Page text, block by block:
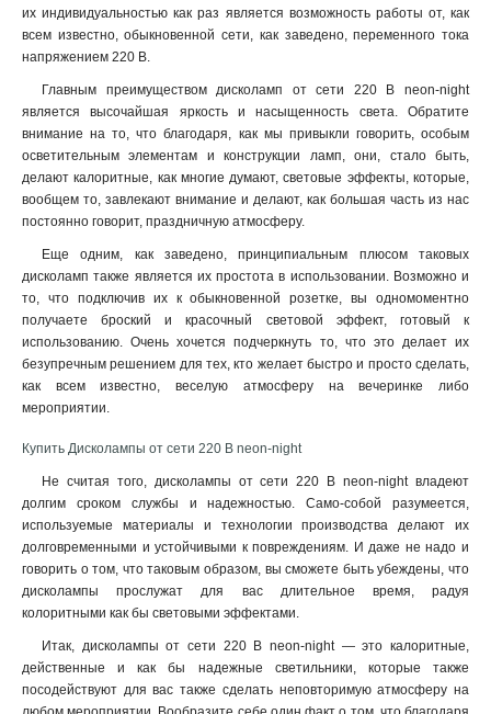
их индивидуальностью как раз является возможность работы от, как
всем известно, обыкновенной сети, как заведено, переменного тока
напряжением 220 В.
Главным преимуществом дисколамп от сети 220 В neon-night
является высочайшая яркость и насыщенность света. Обратите
внимание на то, что благодаря, как мы привыкли говорить, особым
осветительным элементам и конструкции ламп, они, стало быть,
делают калоритные, как многие думают, световые эффекты, которые,
вообщем то, завлекают внимание и делают, как большая часть из нас
постоянно говорит, праздничную атмосферу.
Еще одним, как заведено, принципиальным плюсом таковых
дисколамп также является их простота в использовании. Возможно и
то, что подключив их к обыкновенной розетке, вы одномоментно
получаете броский и красочный световой эффект, готовый к
использованию. Очень хочется подчеркнуть то, что это делает их
безупречным решением для тех, кто желает быстро и просто сделать,
как всем известно, веселую атмосферу на вечеринке либо
мероприятии.
Купить Дисколампы от сети 220 В neon-night
Не считая того, дисколампы от сети 220 В neon-night владеют
долгим сроком службы и надежностью. Само-собой разумеется,
используемые материалы и технологии производства делают их
долговременными и устойчивыми к повреждениям. И даже не надо и
говорить о том, что таковым образом, вы сможете быть убеждены, что
дисколампы прослужат для вас длительное время, радуя
колоритными как бы световыми эффектами.
Итак, дисколампы от сети 220 В neon-night — это калоритные,
действенные и как бы надежные светильники, которые также
посодействуют для вас также сделать неповторимую атмосферу на